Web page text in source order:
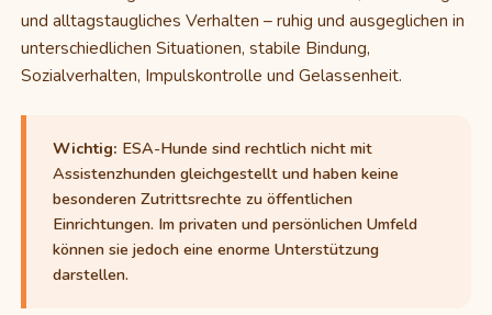
und alltagstaugliches Verhalten – ruhig und ausgeglichen in
unterschiedlichen Situationen, stabile Bindung,
Sozialverhalten, Impulskontrolle und Gelassenheit.
Wichtig: ESA-Hunde sind rechtlich nicht mit
Assistenzhunden gleichgestellt und haben keine
besonderen Zutrittsrechte zu öffentlichen
Einrichtungen. Im privaten und persönlichen Umfeld
können sie jedoch eine enorme Unterstützung
darstellen.